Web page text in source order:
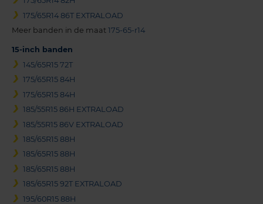
175/65R14 86T EXTRALOAD
Meer banden in de maat 175-65-r14
15-inch banden
145/65R15 72T
175/65R15 84H
175/65R15 84H
185/55R15 86H EXTRALOAD
185/55R15 86V EXTRALOAD
185/65R15 88H
185/65R15 88H
185/65R15 88H
185/65R15 92T EXTRALOAD
195/60R15 88H